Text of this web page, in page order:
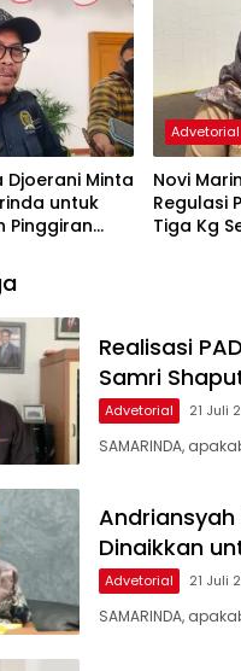
Minta
untuk
Pinggiran
Advetorial
Novi
Regulasi
Tiga Kg
Realisasi
Samri
Advetorial 21 Juli
SAMARINDA,
Andriansyah
Dinaikkan
Advetorial 21 Juli
SAMARINDA,